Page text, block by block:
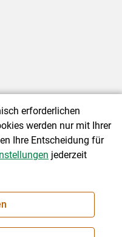
|Barrierefreiheit|
erforderlichen
werden nur mit Ihrer
Ihre Entscheidung für
jederzeit